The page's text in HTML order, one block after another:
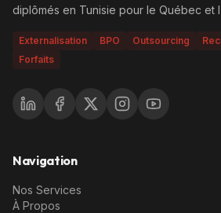
diplômés en Tunisie pour le Québec et
Externalisation BPO Outsourcing
Forfaits
Navigation
Nos Services
À Propos